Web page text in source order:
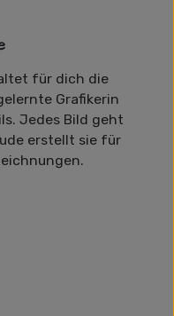
für dich die
Grafikerin
Jedes Bild geht
erstellt sie für